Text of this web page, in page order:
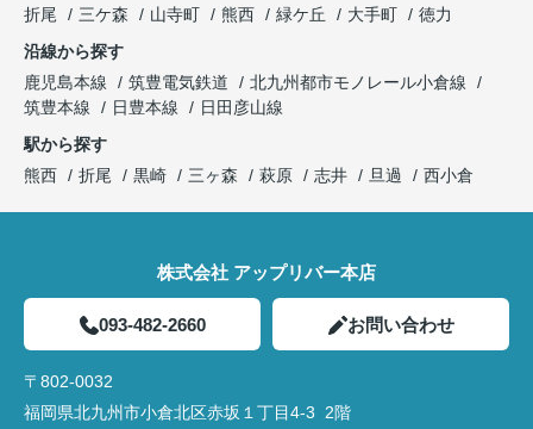
折尾
三ケ森 山寺町 熊西 緑ケ丘 大手町
徳力
沿線から探す
鹿児島本線
筑豊電気鉄道
北九州都市モノレール小倉線
筑豊本線
日豊本線
日田彦山線
駅から探す
熊西
折尾 黒崎 三ヶ森 萩原 志井 旦過 西小倉
株式会社 アップリバー本店
093-482-2660 お問い合わせ
〒802-0032
福岡県北九州市小倉北区赤坂１丁目4‐3 2階